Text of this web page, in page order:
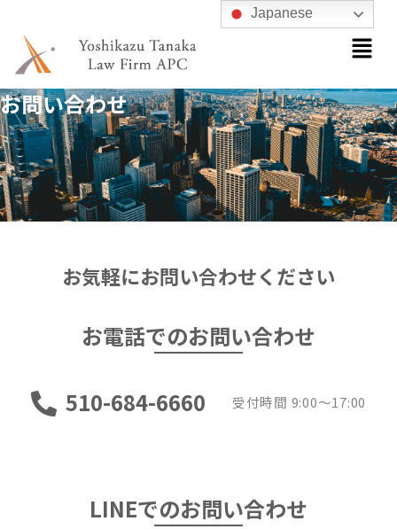
キ
ッ
プ
メ
ニ
ー
お問い合わせ
お気軽にお問い合わせください
お電話でのお問い合わせ
510-684-6660 受付時間 9:00〜17:00
LINEでのお問い合わせ
Japanese